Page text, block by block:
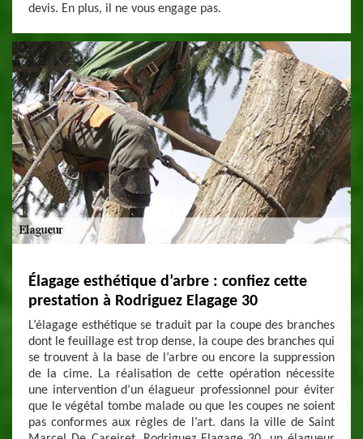
devis. En plus, il ne vous engage pas.
Élagage esthétique d’arbre : confiez cette
prestation à Rodriguez Elagage 30
L’élagage esthétique se traduit par la coupe des branches
dont le feuillage est trop dense, la coupe des branches qui
se trouvent à la base de l’arbre ou encore la suppression
de la cime. La réalisation de cette opération nécessite
une intervention d’un élagueur professionnel pour éviter
que le végétal tombe malade ou que les coupes ne soient
pas conformes aux règles de l’art. dans la ville de Saint